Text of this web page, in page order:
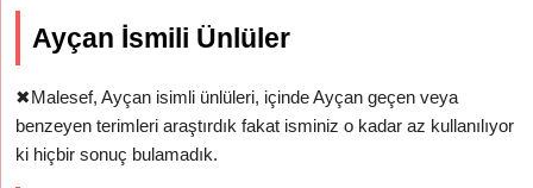
Ayçan İsmili Ünlüler
✖Malesef, Ayçan isimli ünlüleri, içinde Ayçan geçen veya
benzeyen terimleri araştırdık fakat isminiz o kadar az kullanılıyor
ki hiçbir sonuç bulamadık.